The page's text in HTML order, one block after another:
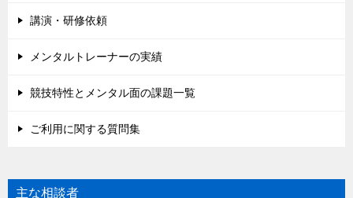
講演・研修依頼
メンタルトレーナーの実績
競技特性とメンタル面の課題一覧
ご利用に関する質問集
主な相談者